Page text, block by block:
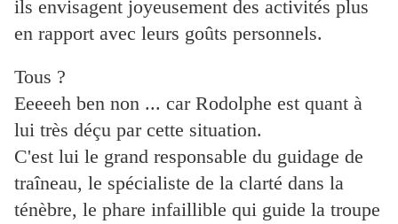
ils envisagent joyeusement des activités plus
en rapport avec leurs goûts personnels.
Tous ?
Eeeeeh ben non ... car Rodolphe est quant à
lui très déçu par cette situation.
C'est lui le grand responsable du guidage de
traîneau, le spécialiste de la clarté dans la
ténèbre, le phare infaillible qui guide la troupe